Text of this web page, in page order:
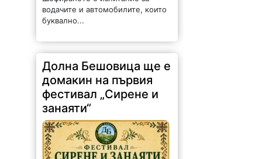
275 | 2026-08-07 13:27:27
На 22 август в китното романско
село Долна Бешовица ще се
проведе първият регионален
фестивал „Сирене и занаяти“.
Събитието е под патронажа на
кмета Ангел Ангелов и е под